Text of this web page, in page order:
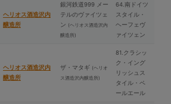
ヘリオス酒造沢内
醸造所
銀河鉄道999 メー
テルのヴァイツェ
ン (ヘリオス酒造沢内
醸造所)
64.南ドイツ
スタイル・
ヘーフェヴ
ァイツェン
ヘリオス酒造沢内
醸造所
ザ・マタギ (ヘリオ
ス酒造沢内醸造所)
81.クラシッ
ク・イング
リッシュス
タイル・ペ
ールエール